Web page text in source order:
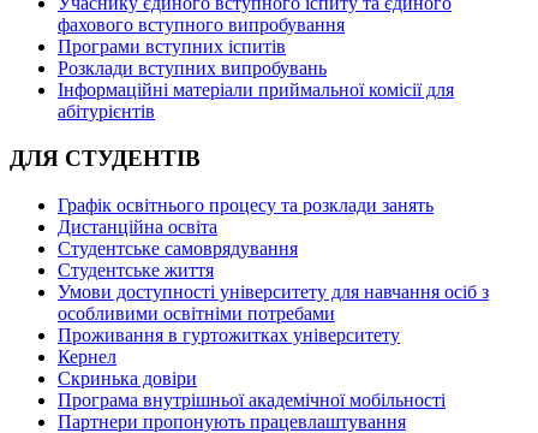
фахового вступного випробування
Програми вступних іспитів
Розклади вступних випробувань
Інформаційні матеріали приймальної комісії для
абітурієнтів
ДЛЯ СТУДЕНТІВ
Графік освітнього процесу та розклади занять
Дистанційна освіта
Студентське самоврядування
Студентське життя
Умови доступності університету для навчання осіб з
особливими освітніми потребами
Проживання в гуртожитках університету
Кернел
Скринька довіри
Програма внутрішньої академічної мобільності
Партнери пропонують працевлаштування